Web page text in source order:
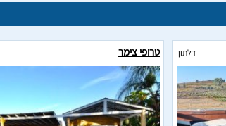
דלתון טרופי צימר